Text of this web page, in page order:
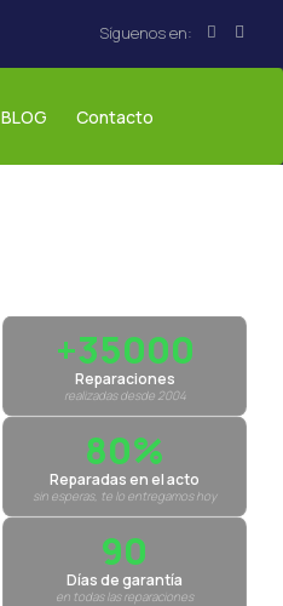
BLOG Contacto
+35000
Reparaciones
realizadas desde 2004
80%
Reparadas en el acto
sin esperas, te lo entregamos hoy
90
Días de garantía
en todas las reparaciones